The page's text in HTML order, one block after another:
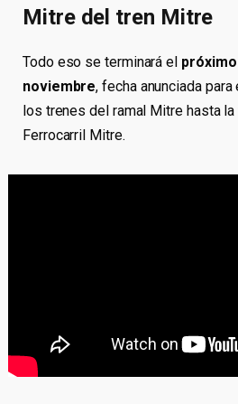
Mitre del tren Mitre
Todo eso se terminará el
noviembre, fecha anunciada
los trenes del ramal Mitre hasta
Ferrocarril Mitre.